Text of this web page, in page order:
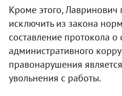
Кроме этого, Лавринович
исключить из закона
составление протокола
административного
правонарушения
увольнения с работы.